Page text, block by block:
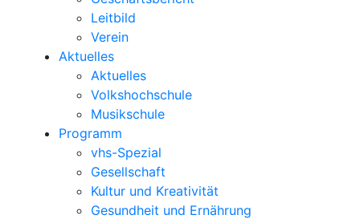
Leitbild
Verein
Aktuelles
Aktuelles
Volkshochschule
Musikschule
Programm
vhs-Spezial
Gesellschaft
Kultur und Kreativität
Gesundheit und Ernährung